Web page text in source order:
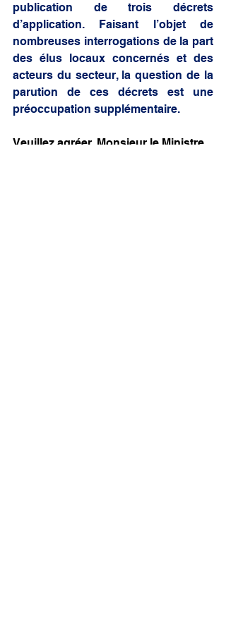
publication de trois décrets
d’application. Faisant l’objet de
nombreuses interrogations de la part
des élus locaux concernés et des
acteurs du secteur, la question de la
parution de ces décrets est une
préoccupation supplémentaire.
Veuillez agréer, Monsieur le Ministre,